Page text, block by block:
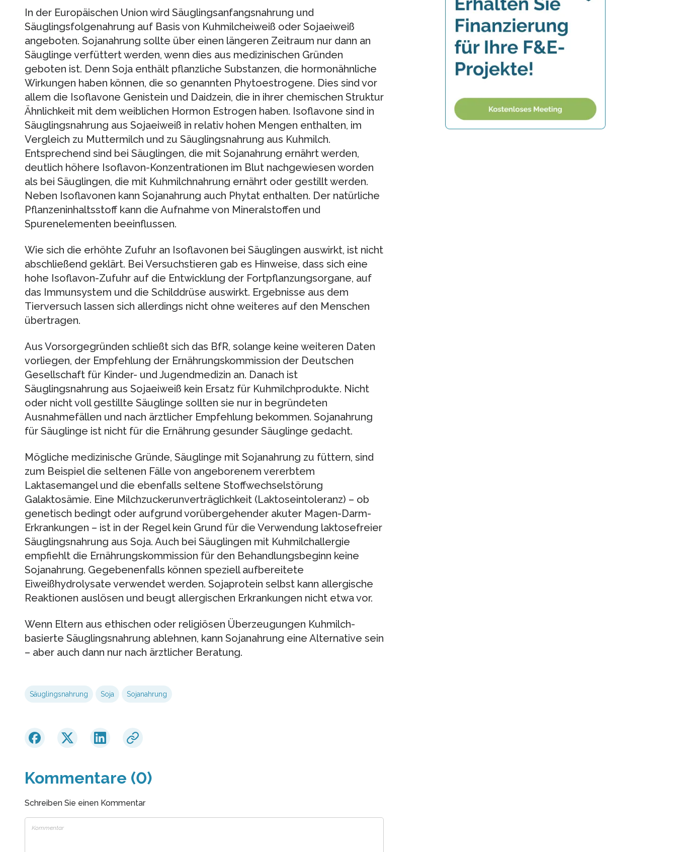
In der Europäischen Union wird Säuglingsanfangsnahrung und
Säuglingsfolgenahrung auf Basis von Kuhmilcheiweiß oder Sojaeiweiß
angeboten. Sojanahrung sollte über einen längeren Zeitraum nur dann an
Säuglinge verfüttert werden, wenn dies aus medizinischen Gründen
geboten ist. Denn Soja enthält pflanzliche Substanzen, die hormonähnliche
Wirkungen haben können, die so genannten Phytoestrogene. Dies sind vor
allem die Isoflavone Genistein und Daidzein, die in ihrer chemischen Struktur
Ähnlichkeit mit dem weiblichen Hormon Estrogen haben. Isoflavone sind in
Säuglingsnahrung aus Sojaeiweiß in relativ hohen Mengen enthalten, im
Vergleich zu Muttermilch und zu Säuglingsnahrung aus Kuhmilch.
Entsprechend sind bei Säuglingen, die mit Sojanahrung ernährt werden,
deutlich höhere Isoflavon-Konzentrationen im Blut nachgewiesen worden
als bei Säuglingen, die mit Kuhmilchnahrung ernährt oder gestillt werden.
Neben Isoflavonen kann Sojanahrung auch Phytat enthalten. Der natürliche
Pflanzeninhaltsstoff kann die Aufnahme von Mineralstoffen und
Spurenelementen beeinflussen.
Wie sich die erhöhte Zufuhr an Isoflavonen bei Säuglingen auswirkt, ist nicht
abschließend geklärt. Bei Versuchstieren gab es Hinweise, dass sich eine
hohe Isoflavon-Zufuhr auf die Entwicklung der Fortpflanzungsorgane, auf
das Immunsystem und die Schilddrüse auswirkt. Ergebnisse aus dem
Tierversuch lassen sich allerdings nicht ohne weiteres auf den Menschen
übertragen.
Aus Vorsorgegründen schließt sich das BfR, solange keine weiteren Daten
vorliegen, der Empfehlung der Ernährungskommission der Deutschen
Gesellschaft für Kinder- und Jugendmedizin an. Danach ist
Säuglingsnahrung aus Sojaeiweiß kein Ersatz für Kuhmilchprodukte. Nicht
oder nicht voll gestillte Säuglinge sollten sie nur in begründeten
Ausnahmefällen und nach ärztlicher Empfehlung bekommen. Sojanahrung
für Säuglinge ist nicht für die Ernährung gesunder Säuglinge gedacht.
Mögliche medizinische Gründe, Säuglinge mit Sojanahrung zu füttern, sind
zum Beispiel die seltenen Fälle von angeborenem vererbtem
Laktasemangel und die ebenfalls seltene Stoffwechselstörung
Galaktosämie. Eine Milchzuckerunverträglichkeit (Laktoseintoleranz) – ob
genetisch bedingt oder aufgrund vorübergehender akuter Magen-Darm-
Erkrankungen – ist in der Regel kein Grund für die Verwendung laktosefreier
Säuglingsnahrung aus Soja. Auch bei Säuglingen mit Kuhmilchallergie
empfiehlt die Ernährungskommission für den Behandlungsbeginn keine
Sojanahrung. Gegebenenfalls können speziell aufbereitete
Eiweißhydrolysate verwendet werden. Sojaprotein selbst kann allergische
Reaktionen auslösen und beugt allergischen Erkrankungen nicht etwa vor.
Wenn Eltern aus ethischen oder religiösen Überzeugungen Kuhmilch-
basierte Säuglingsnahrung ablehnen, kann Sojanahrung eine Alternative sein
– aber auch dann nur nach ärztlicher Beratung.
Säuglingsnahrung Soja Sojanahrung
Kommentare (0)
Schreiben Sie einen Kommentar